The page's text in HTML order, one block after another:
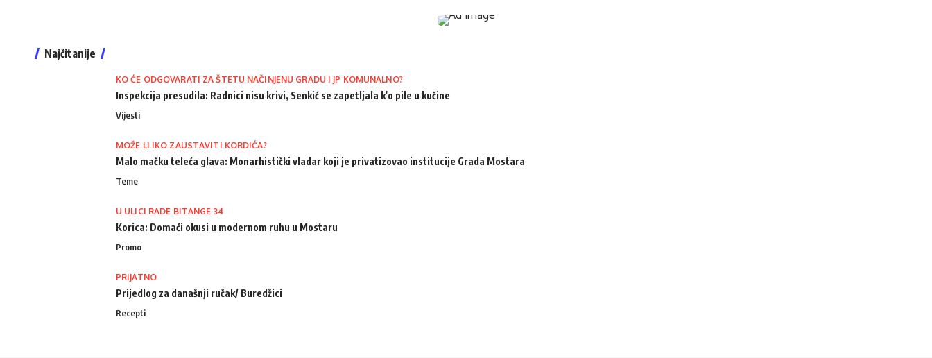
Najčitanije
KO ĆE ODGOVARATI ZA ŠTETU NAČINJENU GRADU I JP KOMUNALNO?
Inspekcija presudila: Radnici nisu krivi, Senkić se zapetljala k'o pile u kučine
Vijesti
MOŽE LI IKO ZAUSTAVITI KORDIĆA?
Malo mačku teleća glava: Monarhistički vladar koji je privatizovao institucije Grada Mostara
Teme
U ULICI RADE BITANGE 34
Korica: Domaći okusi u modernom ruhu u Mostaru
Promo
PRIJATNO
Prijedlog za današnji ručak/ Buredžici
Recepti